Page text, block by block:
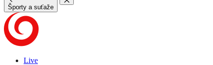
Športy a suťaže
Live